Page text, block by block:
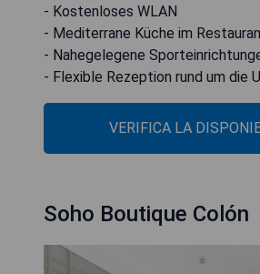
- Kostenloses WLAN
- Mediterrane Küche im
- Nahegelegene
- Flexible Rezeption rund um die
VERIFICA LA
Soho Boutique Colón